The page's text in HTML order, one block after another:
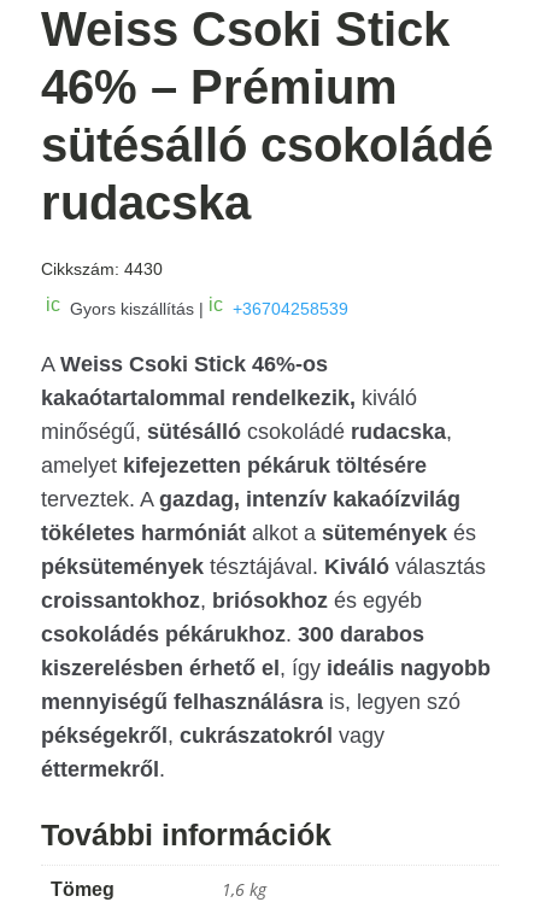
Weiss Csoki Stick
46% – Prémium
sütésálló csokoládé
rudacska
Cikkszám: 4430
ic
_
ar
ic
o
n
Gyors kiszállítás | ic
_
o
bi
le
ic
o
n
+36704258539
A Weiss Csoki Stick 46%-os
kakaótartalommal rendelkezik, kiváló
minőségű, sütésállócsokoládé rudacska,
amelyet kifejezetten pékáruk töltésére
terveztek. A gazdag, intenzív kakaóízvilág
tökéletes harmóniátalkot a süteményekés
péksüteményektésztájával. Kiválóválasztás
croissantokhoz, briósokhozés egyéb
csokoládés pékárukhoz. 300 darabos
kiszerelésben érhető el, így ideális nagyobb
mennyiségű felhasználásrais, legyen szó
pékségekről, cukrászatokról vagy
éttermekről.
További információk
Tömeg 1,6 kg